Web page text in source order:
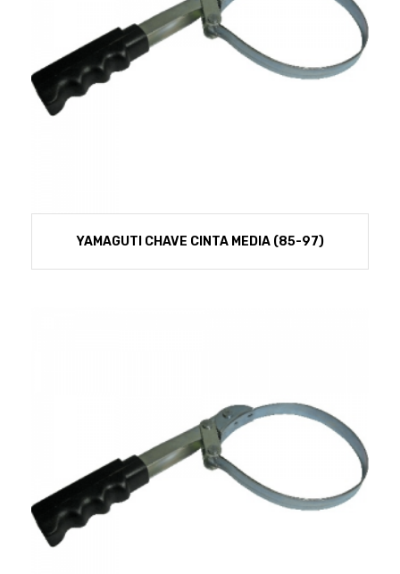
YAMAGUTI CHAVE CINTA MEDIA (85-97)